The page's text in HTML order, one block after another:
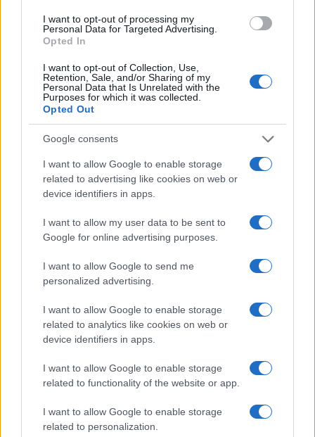
I want to opt-out of processing my
Personal Data for Targeted Advertising.
Opted In
I want to opt-out of Collection, Use,
Retention, Sale, and/or Sharing of my
Personal Data that Is Unrelated with the
Purposes for which it was collected.
Opted Out
Google consents
I want to allow Google to enable storage
related to advertising like cookies on web or
device identifiers in apps.
I want to allow my user data to be sent to
Google for online advertising purposes.
I want to allow Google to send me
personalized advertising.
I want to allow Google to enable storage
related to analytics like cookies on web or
device identifiers in apps.
I want to allow Google to enable storage
related to functionality of the website or app.
I want to allow Google to enable storage
related to personalization.
F
a
ce
b
o
o
k
T
w
it
te
r
Pi
te
re
W
at
s
p
S
a
re
Articolo precedente
Prossimo articolo
NOTIZIE RECENTI
Stop ai cantieri privati a Olbia, nuove regole
Rapina a Porto Rotondo, due uomini fermati dai
carabinieri
Auto prende fuoco sulla strada statale 125 a
Olbia, cosa è successo
Incidente sulla 125 a Olbia, due auto coinvolte:
danni ingenti
Auto finisce contro un muretto, un ferito ad